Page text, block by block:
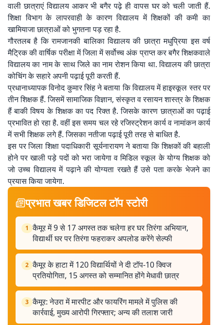
वाली छात्राएं विद्यालय आकर भी बगैर पढ़े ही वापस घर को चली जाती हैं.
शिक्षा विभाग के लापरवाही के कारण विद्यालय में शिक्षकों की कमी का
खामियाजा छात्राओं को भुगतना पड़ रहा है.
गौरतलब है कि रामजानकी बालिका विद्यालय की छात्रा मधुप्रिया इस वर्ष
मैट्रिक की वार्षिक परीक्षा में जिला में सर्वोच्च अंक प्राप्त कर बगैर शिक्षकवाले
विद्यालय का नाम के साथ जिले का नाम रोशन किया था. विद्यालय की छात्रा
कोचिंग के सहारे अपनी पढ़ाई पूरी करती हैं.
प्रधानाध्यापक विनोद कुमार सिंह ने बताया कि विद्यालय में हाइस्कूल स्तर पर
तीन शिक्षक हैं. जिसमें सामाजिक विज्ञान, संस्कृत व रसायन शास्त्र के शिक्षक
हैं बाकी विषय के शिक्षक का पद रिक्त है. जिसके कारण छात्राओं का पढ़ाई
प्रभावित हो रहा है. वहीं इस समय चल रहे रजिस्ट्रेशन कार्य व नामांकन कार्य
में सभी शिक्षक लगे हैं. जिसका नतीजा पढ़ाई पूरी तरह से बाधित है.
इस पर जिला शिक्षा पदाधिकारी सूर्यनारायण ने बताया कि शिक्षकों की बहाली
होने पर खाली पड़े पदों को भरा जायेगा व मिडिल स्कूल के योग्य शिक्षक को
जो उच्च विद्यालय में पढ़ाने की योग्यता रखते हैं उसे पता करके भेजने का
प्रयास किया जायेगा.
प्रभात खबर डिजिटल टॉप स्टोरी
1 कैमूर में 9 से 17 अगस्त तक चलेगा हर घर तिरंगा अभियान,
विद्यार्थी घर पर तिरंगा फहराकर अपलोड करेंगे सेल्फी
2 कैमूर के हाटा में 120 विद्यार्थियों ने दी टॉप-10 क्विज
प्रतियोगिता, 15 अगस्त को सम्मानित होंगे मेधावी छात्र
3 कैमूर: नेउरा में मारपीट और फायरिंग मामले में पुलिस की
कार्रवाई, मुख्य आरोपी गिरफ्तार; अन्य की तलाश जारी